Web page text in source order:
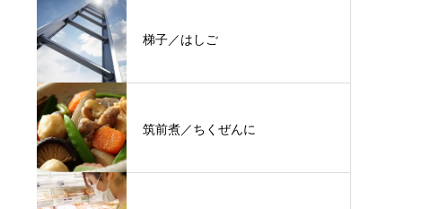
梯子／はしご
筑前煮／ちくぜんに